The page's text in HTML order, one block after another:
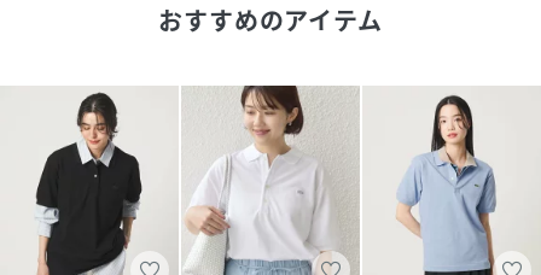
原産国
素材
本体:コットン100
% 衿リブ:コットン100
% 袖口リブ:コットン99
% ポリウレタン1
%
おすすめのアイテム